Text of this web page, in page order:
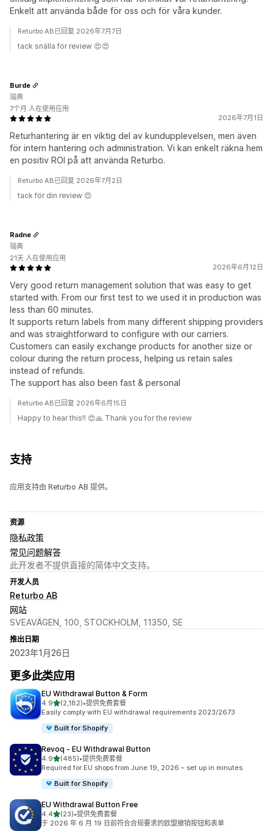
Enkelt att använda både för oss och för våra kunder.
Returbo AB已回复 2026年7月7日
tack snälla för review 😍😍
2026年7月1日
Returhantering är en viktig del av kundupplevelsen, men även
för intern hantering och administration. Vi kan enkelt räkna hem
en positiv ROI på att använda Returbo.
Burde
瑞典
7个月 人在使用应用
Returbo AB已回复 2026年7月2日
tack för din review 😍
2026年6月12日
Very good return management solution that was easy to get
started with. From our first test to we used it in production was
less than 60 minutes.
It supports return labels from many different shipping providers
and was straightforward to configure with our carriers.
Customers can easily exchange products for another size or
colour during the return process, helping us retain sales
instead of refunds.
The support has also been fast & personal
Radne
瑞典
21天 人在使用应用
Returbo AB已回复 2026年6月15日
Happy to hear this!! 😍🙏 Thank you for the review
支持
应用支持由 Returbo AB 提供。
资源
隐私政策
常见问题解答
此开发者不提供直接的简体中文支持。
开发人员
Returbo AB
网站
SVEAVÄGEN, 100, STOCKHOLM, 11350, SE
推出日期
2023年1月26日
更多此类应用
EU Withdrawal Button & Form
4.9星（满分 5 星）
(2,182)
总共 2182 条评论
•提供免费套餐
Easily comply with EU withdrawal requirements 2023/2673
Built for Shopify
Revoq ‑ EU Withdrawal Button
4.9星（满分 5 星）
(485)
总共 485 条评论
•提供免费套餐
Required for EU shops from June 19, 2026 – set up in minutes.
Built for Shopify
EU Withdrawal Button Free
4.4星（满分 5 星）
(23)
总共 23 条评论
•提供免费套餐
于 2026 年 6 月 19 日前符合合规要求的欧盟撤销按钮和表单